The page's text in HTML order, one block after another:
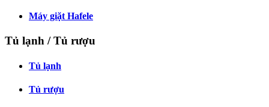
Máy giặt Hafele
Tủ lạnh / Tủ rượu
Tủ lạnh
Tủ rượu